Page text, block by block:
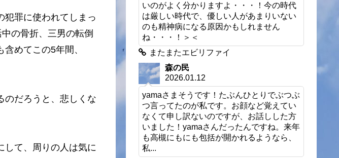
犯罪に使われてしまっ
の骨折、三男の転倒
めてこの5年間、
のだろうと、悲しくな
して、周りの人は気に
いのがよく分かりますよ・・・！今の時代
は厳しい時代で、優しい人があまりいない
のも精神病になる原因かもしれません
ね・・・！＞＜
またまたエビリファイ
森の民
2026.01.12
yamaさまそうです！たぶんひとりでぶつぶ
つ言ってたのが私です。お顔など覚えてい
なくて申し訳ないのですが、お話しした方
いました！yamaさんだったんですね。来年
も高槻にもにも包括が開かれるようなら、
私...